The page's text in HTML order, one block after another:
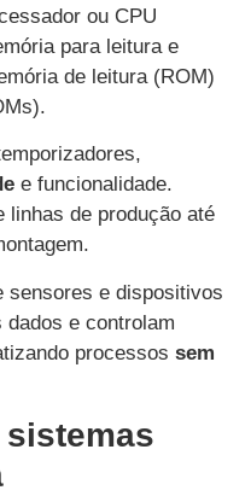
ou CPU
para leitura e
de leitura (ROM)
e funcionalidade.
linhas de produção até
sensores e dispositivos
e controlam
processos sem